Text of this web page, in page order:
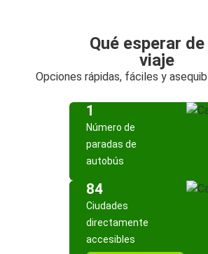
Qué esperar
viaje
Opciones rápidas, fáciles y
1
Número de
paradas de
autobús
84
Ciudades
directamente
accesibles